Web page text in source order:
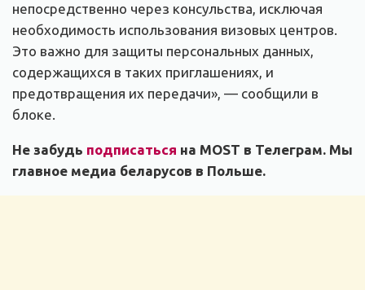
непосредственно через консульства, исключая
необходимость использования визовых центров.
Это важно для защиты персональных данных,
содержащихся в таких приглашениях, и
предотвращения их передачи», — сообщили в
блоке.
Не забудь подписаться на MOST в Телеграм. Мы
главное медиа беларусов в Польше.